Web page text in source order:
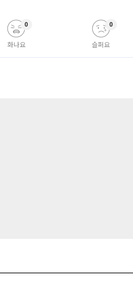
화나요
0
슬퍼요
0